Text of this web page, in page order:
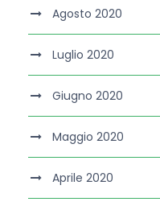
Agosto 2020
Luglio 2020
Giugno 2020
Maggio 2020
Aprile 2020